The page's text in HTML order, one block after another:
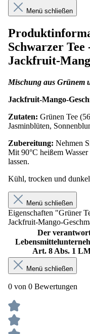
Menü schließen
Schwarzer
Jackfruit-
Mischung aus Grünem
Jackfruit-Mango-
Zutaten: Grünen Tee
Jasminblüten,
Zubereitung: Nehmen
Mit 90°C heißem
lassen.
Kühl, trocken und
Menü schließen
Eigenschaften "Grüner
Jackfruit-Mango-
Der
Art. 8 Abs. 1
Menü schließen
0 von 0 Bewertungen